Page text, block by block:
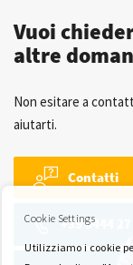
Vuoi
altre
Non esitare a
aiutarti.
Contatti
+39 0444 27
Cookie Settings
Utilizziamo i cookie